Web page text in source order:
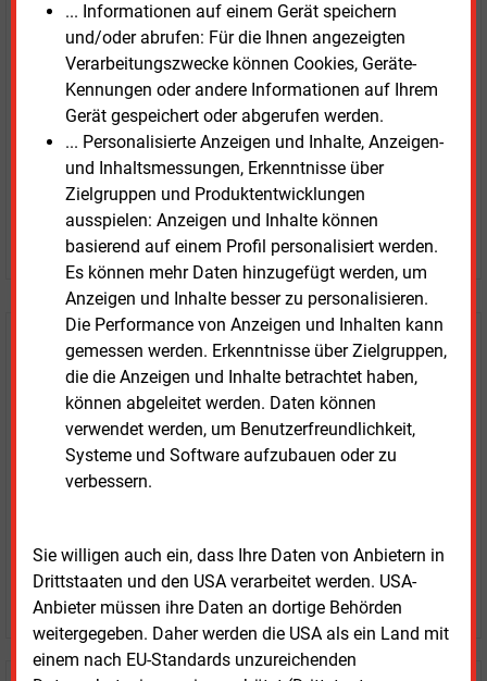
... Informationen auf einem Gerät speichern
und/oder abrufen: Für die Ihnen angezeigten
Verarbeitungszwecke können Cookies, Geräte-
Kennungen oder andere Informationen auf Ihrem
Gerät gespeichert oder abgerufen werden.
... Personalisierte Anzeigen und Inhalte, Anzeigen-
und Inhaltsmessungen, Erkenntnisse über
Zielgruppen und Produktentwicklungen
ausspielen: Anzeigen und Inhalte können
basierend auf einem Profil personalisiert werden.
Es können mehr Daten hinzugefügt werden, um
Anzeigen und Inhalte besser zu personalisieren.
Die Performance von Anzeigen und Inhalten kann
gemessen werden. Erkenntnisse über Zielgruppen,
die die Anzeigen und Inhalte betrachtet haben,
können abgeleitet werden. Daten können
verwendet werden, um Benutzerfreundlichkeit,
Systeme und Software aufzubauen oder zu
verbessern.
Sie willigen auch ein, dass Ihre Daten von Anbietern in
Drittstaaten und den USA verarbeitet werden. USA-
Anbieter müssen ihre Daten an dortige Behörden
weitergegeben. Daher werden die USA als ein Land mit
einem nach EU-Standards unzureichenden
unverbindlich
Zwei Wochen kostenfreier Zugang
Zugang auf stündlich aktualisierte Nachrichten mit
Prognose- und Marktdaten
+ einmal täglich E&M daily
+ zwei Ausgaben der Zeitung E&M
ohne automatische Verlängerung
JETZT KOSTENLOS TESTEN
Login für Kunden